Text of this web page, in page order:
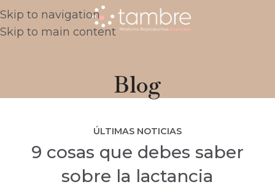
Skip to navigation
Skip to main content
Blog
ÚLTIMAS NOTICIAS
9 cosas que debes saber
sobre la lactancia